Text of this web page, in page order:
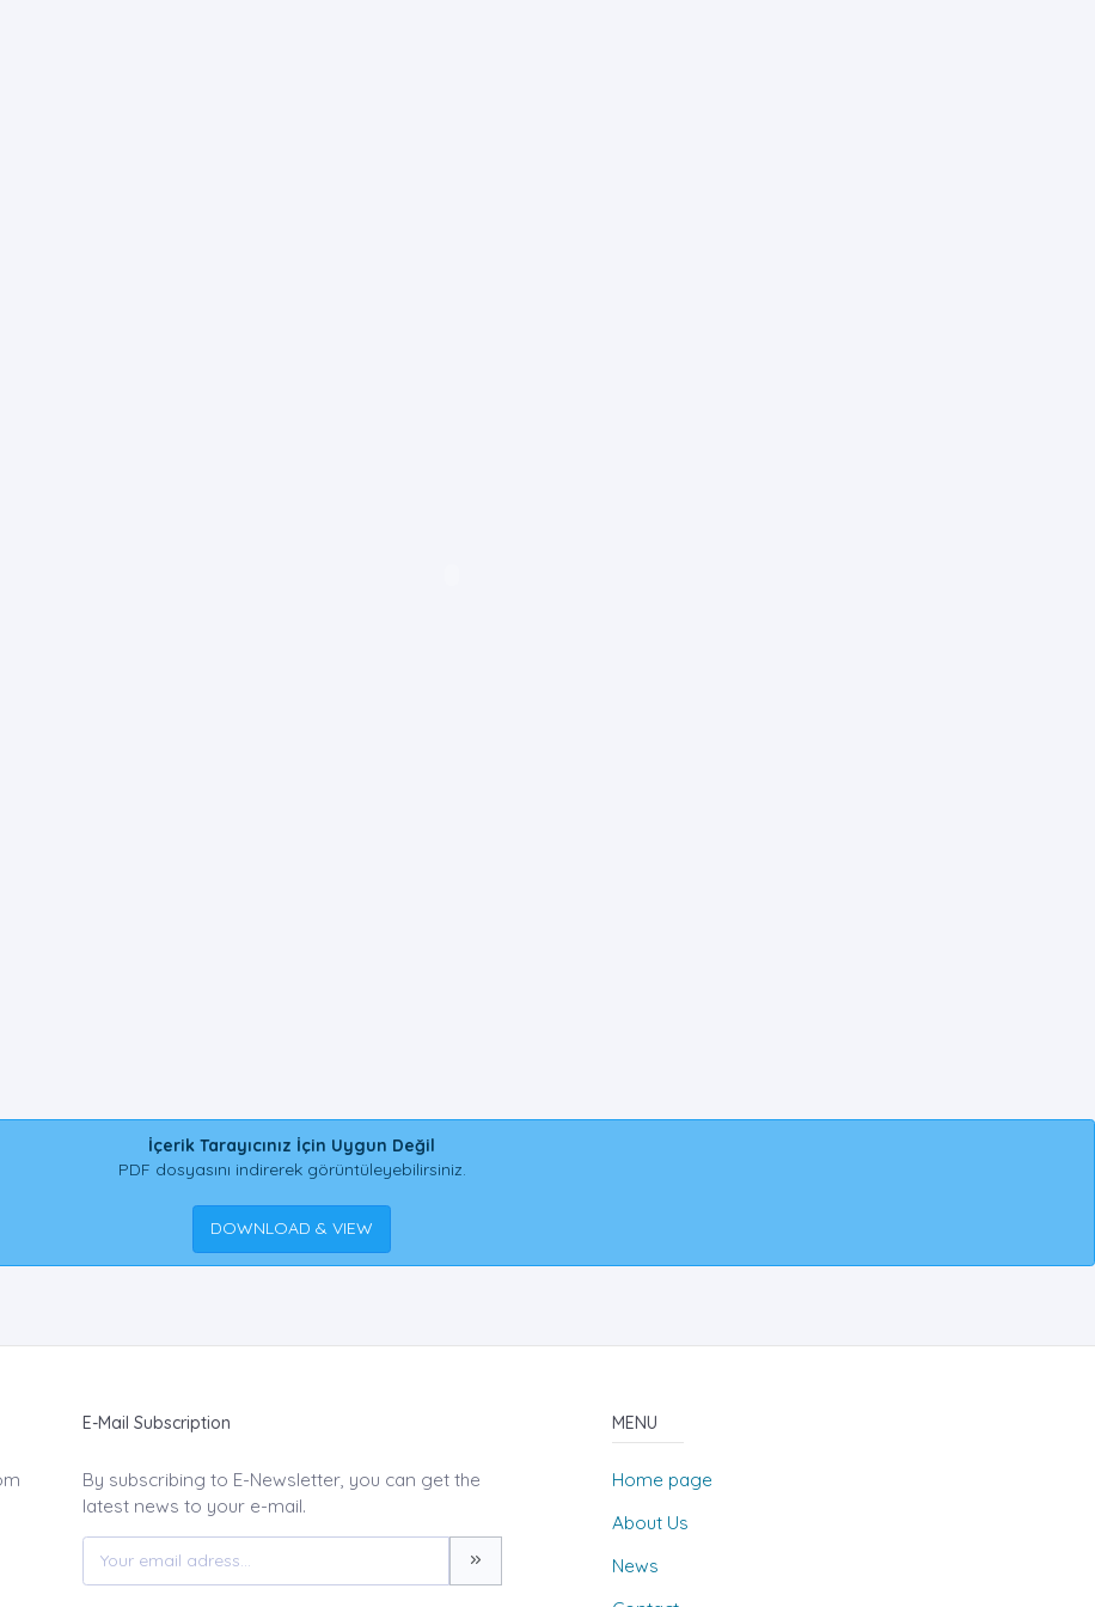
İçerik Tarayıcınız İçin Uygun Değil
PDF dosyasını indirerek görüntüleyebilirsiniz.
DOWNLOAD & VIEW
E-Mail Subscription
By subscribing to E-Newsletter, you can get the
latest news to your e-mail.
MENU
Home page
About Us
News